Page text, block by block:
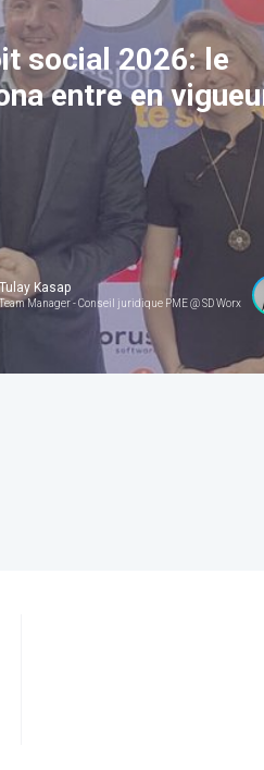
entre en
Kasap
Manager - Conseil juridique PME @ SD Worx